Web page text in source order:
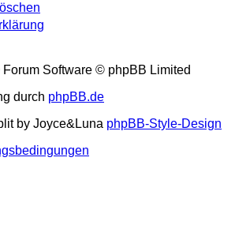
Software © phpBB Limited
durch phpBB.de
by Joyce&Luna phpBB-Style-Design